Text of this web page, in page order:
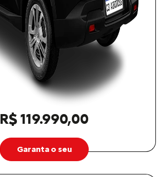
R$ 119.990,00
Garanta o seu